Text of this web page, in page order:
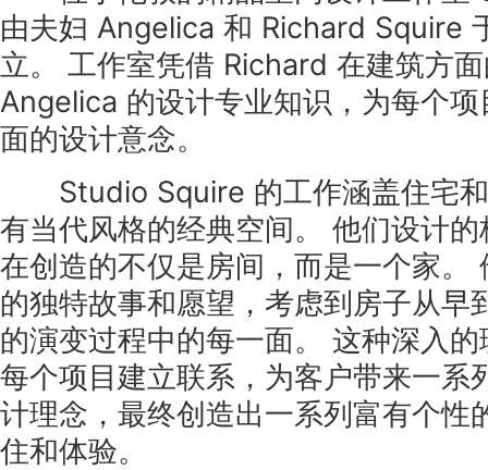
由夫妇 Angelica 和 Richard Squire
立。 工作室凭借 Richard 在建筑方
Angelica 的设计专业知识，为每个
面的设计意念。
Studio Squire 的工作涵盖住宅和
有当代风格的经典空间。 他们设计
在创造的不仅是房间，而是一个家。
的独特故事和愿望，考虑到房子从早
的演变过程中的每一面。 这种深入
每个项目建立联系，为客户带来一系
计理念，最终创造出一系列富有个性
住和体验。